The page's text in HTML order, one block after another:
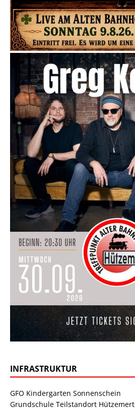
INFRASTRUKTUR
GFO Kindergarten Sonnenschein
Grundschule Teilstandort Hützemert